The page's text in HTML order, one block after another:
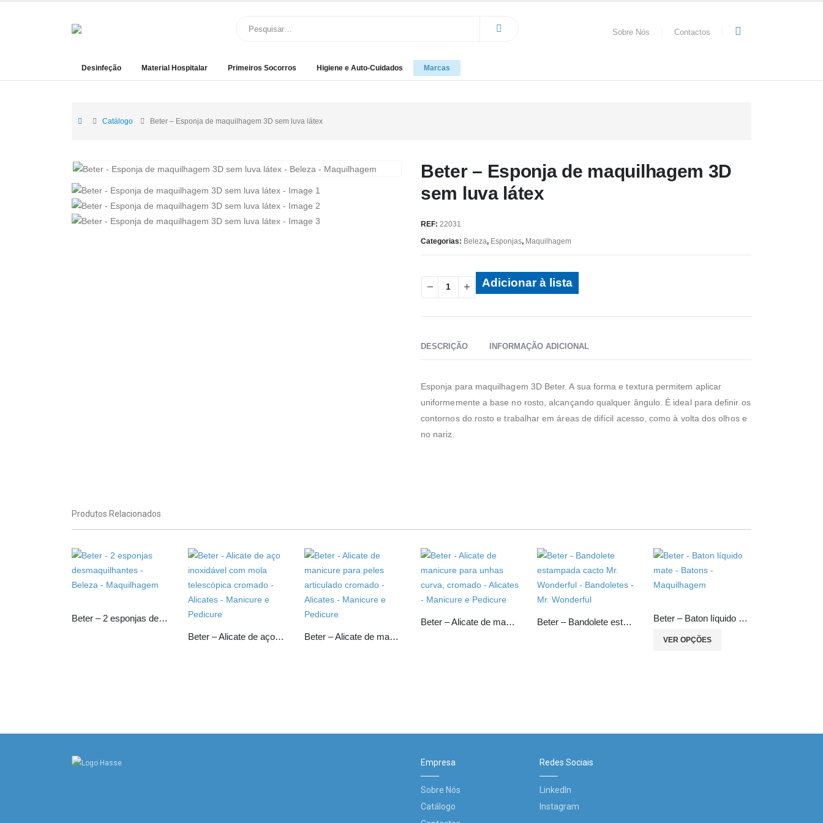
Sobre Nós Contactos
Desinfeção Material Hospitalar Primeiros Socorros Higiene e Auto-Cuidados Marcas
Catálogo Beter – Esponja de maquilhagem 3D sem luva látex
Beter – Esponja de maquilhagem 3D
sem luva látex
REF: 22031
Categorias: Beleza, Esponjas, Maquilhagem
Adicionar à lista
DESCRIÇÃO INFORMAÇÃO ADICIONAL
Esponja para maquilhagem 3D Beter. A sua forma e textura permitem aplicar
uniformemente a base no rosto, alcançando qualquer ângulo. É ideal para definir os
contornos do rosto e trabalhar em áreas de difícil acesso, como à volta dos olhos e
no nariz.
Produtos Relacionados
Beter – 2 esponjas desmaquilhantes
Beter – Alicate de aço inoxidável com mola telescópica cromado
Beter – Alicate de manicure para peles articulado cromado
Beter – Alicate de manicure para unhas curva, cromado Beter – Bandolete estampada cacto Mr. Wonderful Beter – Baton líquido mate
VER OPÇÕES
Empresa
Sobre Nós
Catálogo
Redes Sociais
LinkedIn
Instagram